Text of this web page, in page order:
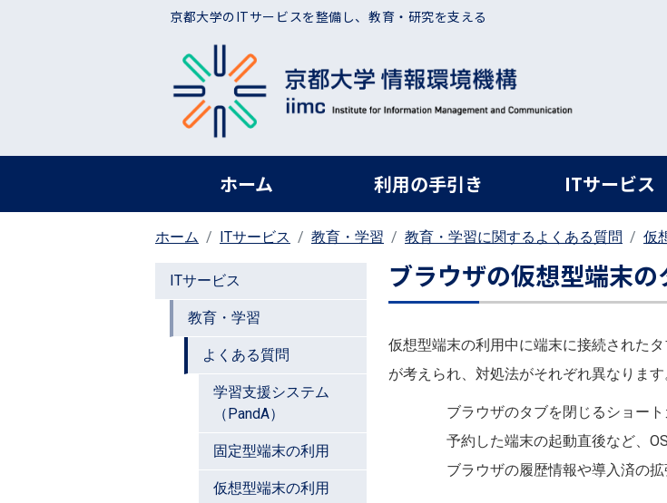
京都大学のITサービスを整備し、教育・研究を支える
ヘッダー グローバルナビ
ホーム 利用の手引き ITサービス
ホーム ITサービス 教育・学習 教育・学習に関するよくある質問 仮
ITサービス
教育・学習
よくある質問
学習支援システム
（PandA）
固定型端末の利用
仮想型端末の利用
ブラウザの仮想型端末
仮想型端末の利用中に端末に接続された
が考えられ、対処法がそれぞれ異なります
ブラウザのタブを閉じるショー
予約した端末の起動直後など、
ブラウザの履歴情報や導入済の